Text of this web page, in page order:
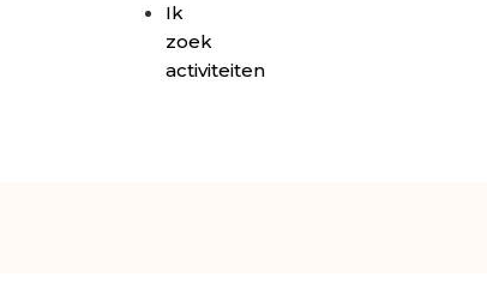
Ik
zoek
activiteiten